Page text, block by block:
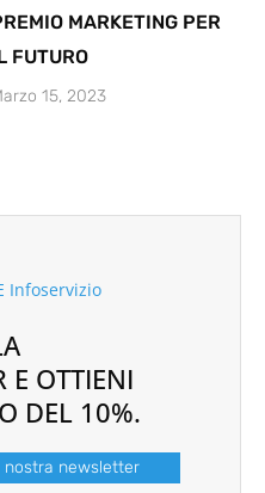
MARKETING PER
FUTURO
15, 2023
Infoservizio
E OTTIENI
DEL 10%.
nostra newsletter